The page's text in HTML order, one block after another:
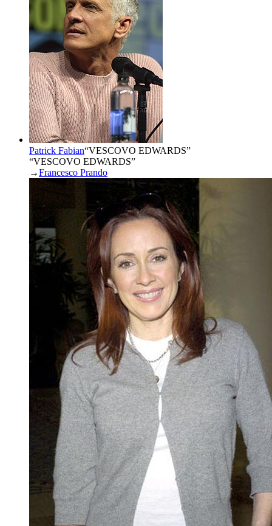
Patrick Fabian“VESCOVO EDWARDS”
“VESCOVO EDWARDS”
→Francesco Prando